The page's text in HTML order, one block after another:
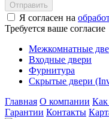
Отправить
Я согласен на
Требуется ваше согласие
Межкомнатные
Входные двери
Фурнитура
Скрытые двери
Главная О компании Как
Гарантии Контакты